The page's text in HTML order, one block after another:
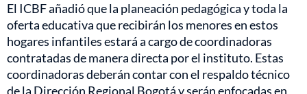
El ICBF añadió que la planeación pedagógica y toda la
oferta educativa que recibirán los menores en estos
hogares infantiles estará a cargo de coordinadoras
contratadas de manera directa por el instituto. Estas
coordinadoras deberán contar con el respaldo técnico
de la Dirección Regional Bogotá y serán enfocadas en